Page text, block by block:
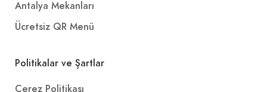
Antalya Mekanları
Ücretsiz QR Menü
Politikalar ve Şartlar
Çerez Politikası